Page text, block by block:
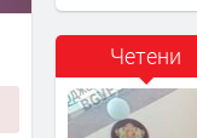
Четени